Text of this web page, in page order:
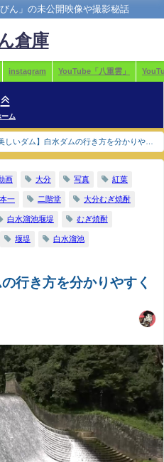
ん」の未公開映像や撮影秘話
倉庫
instagram YouTube「八重雲」
ーム
美しいダム】白水ダムの行き方を分かりやす
画 大分 写真 紅葉
一 二階堂 大分むぎ焼酎
白水溜池堰堤 むぎ焼酎
堰堤 白水溜池
行き方を分かりやすく